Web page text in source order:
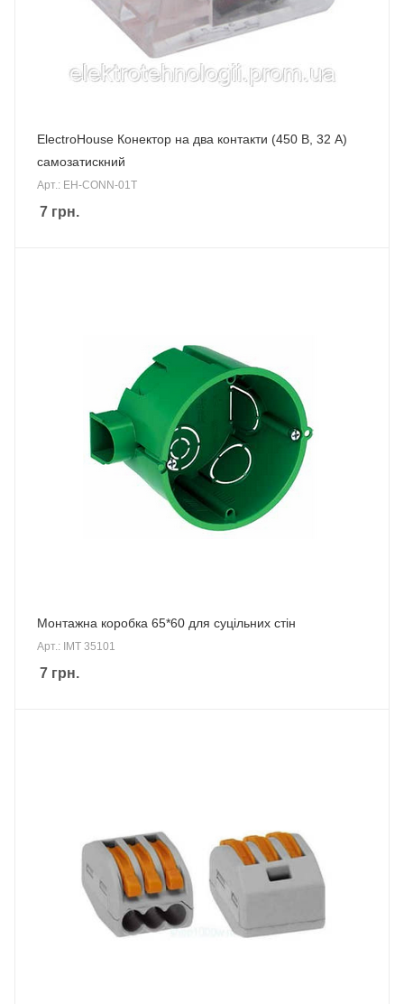
ElectroHouse Конектор на два контакти (450 В, 32 А)
самозатискний
Арт.: EH-CONN-01T
7 грн.
Монтажна коробка 65*60 для суцільних стін
Арт.: IMT 35101
7 грн.